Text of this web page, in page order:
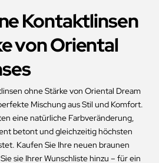
Kontaktlinsen
von Oriental
ohne Stärke von Oriental Dream
Mischung aus Stil und Komfort.
eine natürliche Farbveränderung,
betont und gleichzeitig höchsten
Kaufen Sie Ihre neuen braunen
sie Ihrer Wunschliste hinzu – für ein